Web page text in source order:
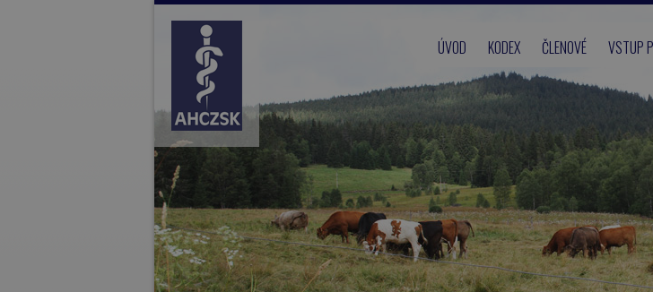
HLAVNÍ MENU
ÚVOD KODEX ČLENOVÉ VSTUP